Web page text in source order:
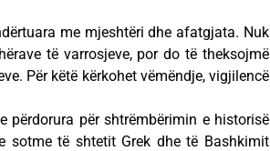
me mjeshtëri dhe afatgjata. Nuk
të varrosjeve, por do të theksojmë
Për këtë kërkohet vëmëndje, vigjilencë
përdorura për shtrëmbërimin e historisë
sotme të shtetit Grek dhe të Bashkimit